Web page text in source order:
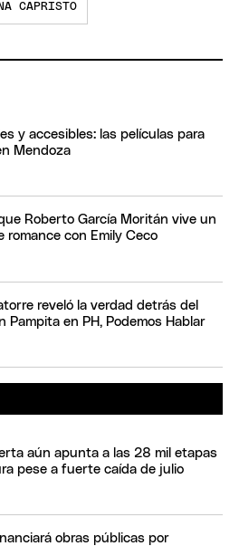
CAPRISTO
y accesibles: las películas para
Mendoza
Roberto García Moritán vive un
romance con Emily Ceco
reveló la verdad detrás del
Pampita en PH, Podemos Hablar
aún apunta a las 28 mil etapas
pese a fuerte caída de julio
obras públicas por